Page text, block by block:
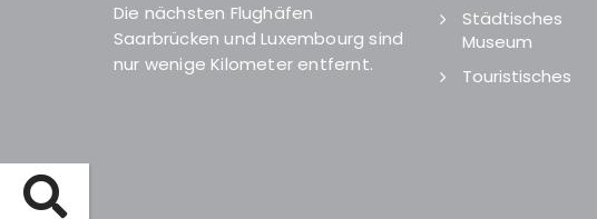
Die nächsten Flughäfen
Saarbrücken und Luxembourg sind
nur wenige Kilometer entfernt.
Städtisches
Museum
Touristisches